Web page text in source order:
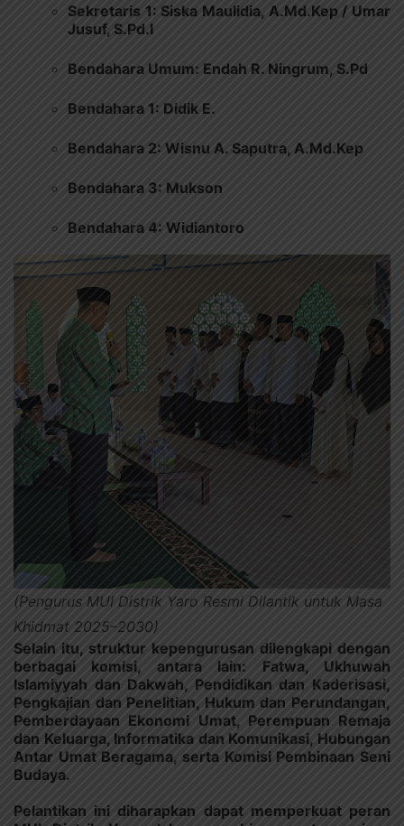
Sekretaris 1: Siska Maulidia, A.Md.Kep / Umar
Jusuf, S.Pd.I
Bendahara Umum: Endah R. Ningrum, S.Pd
Bendahara 1: Didik E.
Bendahara 2: Wisnu A. Saputra, A.Md.Kep
Bendahara 3: Mukson
Bendahara 4: Widiantoro
(Pengurus MUI Distrik Yaro Resmi Dilantik untuk Masa
Khidmat 2025–2030)
Selain itu, struktur kepengurusan dilengkapi dengan
berbagai komisi, antara lain: Fatwa, Ukhuwah
Islamiyyah dan Dakwah, Pendidikan dan Kaderisasi,
Pengkajian dan Penelitian, Hukum dan Perundangan,
Pemberdayaan Ekonomi Umat, Perempuan Remaja
dan Keluarga, Informatika dan Komunikasi, Hubungan
Antar Umat Beragama, serta Komisi Pembinaan Seni
Budaya.
Pelantikan ini diharapkan dapat memperkuat peran